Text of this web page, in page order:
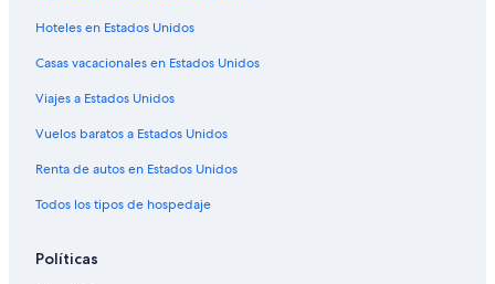
Hoteles en Estados Unidos
Casas vacacionales en Estados Unidos
Viajes a Estados Unidos
Vuelos baratos a Estados Unidos
Renta de autos en Estados Unidos
Todos los tipos de hospedaje
Políticas